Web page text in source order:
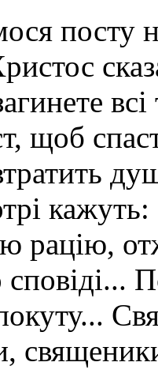
посту
щоб
рацію,
сповіді...